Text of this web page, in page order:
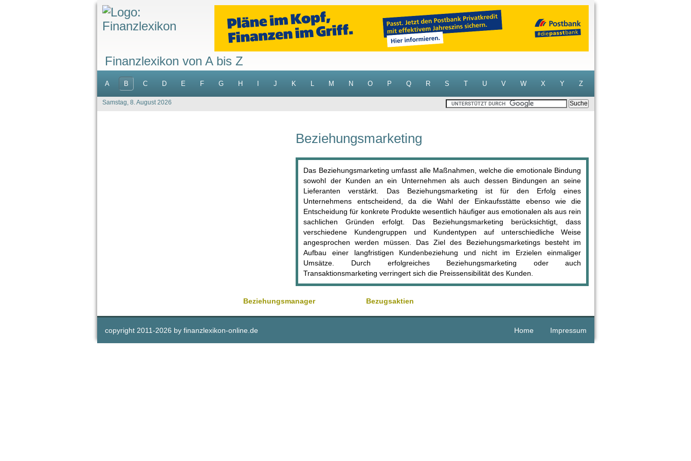
Finanzlexikon von A bis Z
A B C D E F G H J K L M N O P Q R S T U V W X Y Z
Samstag, 8. August 2026
Beziehungsmarketing
Das Beziehungsmarketing umfasst alle Maßnahmen, welche die emotionale Bindung
sowohl der Kunden an ein Unternehmen als auch dessen Bindungen an seine
Lieferanten verstärkt. Das Beziehungsmarketing ist für den Erfolg eines
Unternehmens entscheidend, da die Wahl der Einkaufsstätte ebenso wie die
Entscheidung für konkrete Produkte wesentlich häufiger aus emotionalen als aus rein
sachlichen Gründen erfolgt. Das Beziehungsmarketing berücksichtigt, dass
verschiedene Kundengruppen und Kundentypen auf unterschiedliche Weise
angesprochen werden müssen. Das Ziel des Beziehungsmarketings besteht im
Aufbau einer langfristigen Kundenbeziehung und nicht im Erzielen einmaliger
Umsätze. Durch erfolgreiches Beziehungsmarketing oder auch
Transaktionsmarketing verringert sich die Preissensibilität des Kunden.
Beziehungsmanager Bezugsaktien
copyright 2011-2026 by finanzlexikon-online.de Home Impressum